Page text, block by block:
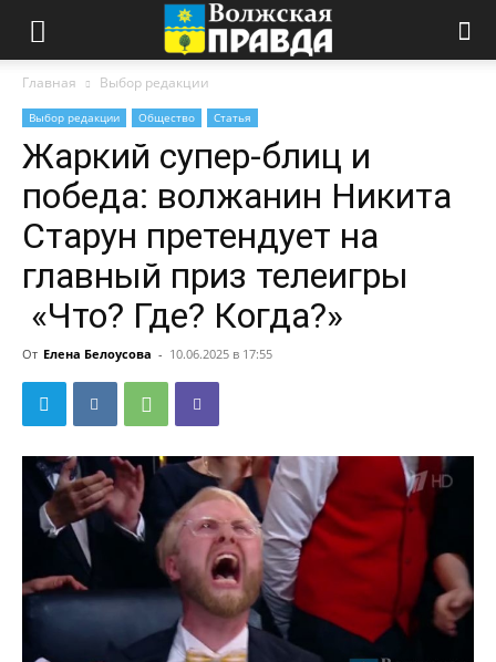
Главная Выбор редакции
Выбор редакции Общество Статья
Жаркий супер-блиц и
победа: волжанин Никита
Старун претендует на
главный приз телеигры
«Что? Где? Когда?»
От Елена Белоусова - 10.06.2025 в 17:55